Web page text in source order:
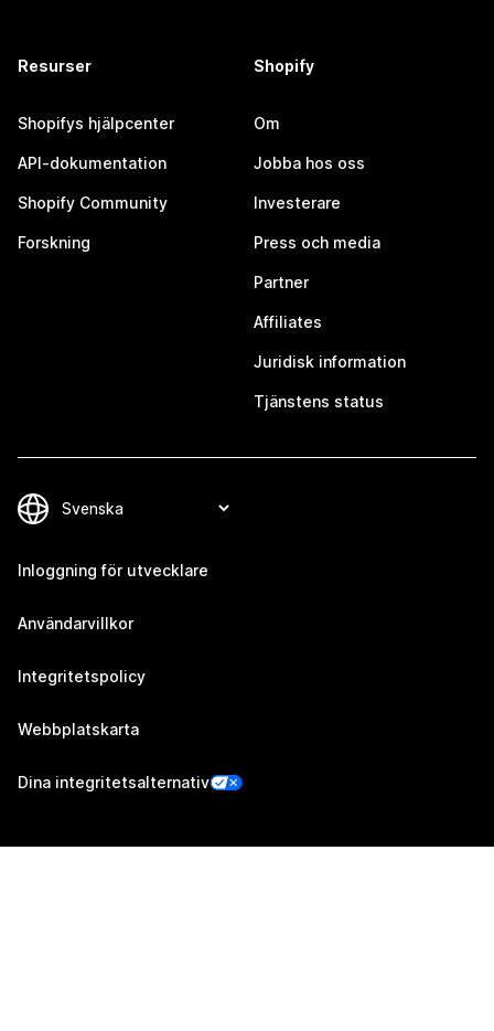
Resurser
Shopifys hjälpcenter
API-dokumentation
Shopify Community
Forskning
Shopify
Om
Jobba hos oss
Investerare
Press och media
Partner
Affiliates
Juridisk information
Tjänstens status
Inloggning för utvecklare
Användarvillkor
Integritetspolicy
Webbplatskarta
Dina integritetsalternativ